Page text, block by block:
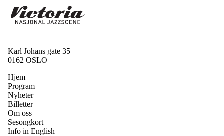
Karl Johans gate 35
0162 OSLO
Hjem
Program
Nyheter
Billetter
Om oss
Sesongkort
Info in English